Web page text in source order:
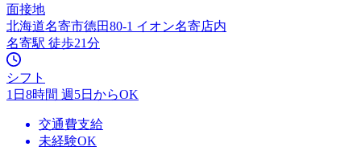
面接地
北海道名寄市徳田80-1 イオン名寄店内
名寄駅 徒歩21分
シフト
1日8時間 週5日からOK
交通費支給
未経験OK